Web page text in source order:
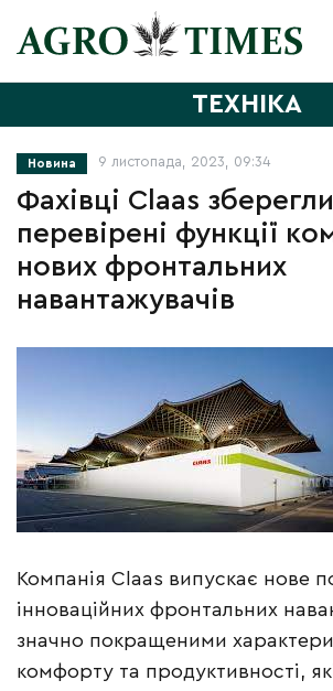
ТЕХНІКА
Новина 9 листопада, 2023, 09:34
Фахівці Claas зберегли
перевірені функції
нових фронтальних
навантажувачів
Компанія Claas випускає нове
інноваційних фронтальних
значно покращеними
комфорту та продуктивності,